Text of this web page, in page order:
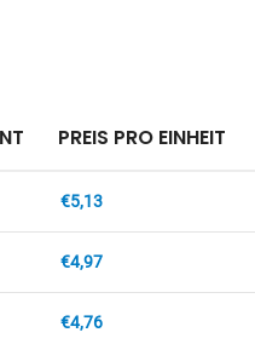
PREIS PRO EINHEIT
€5,13
€4,97
€4,76